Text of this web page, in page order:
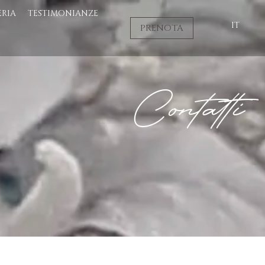
TESTIMONIANZE
PRENOTA IT
Contatti